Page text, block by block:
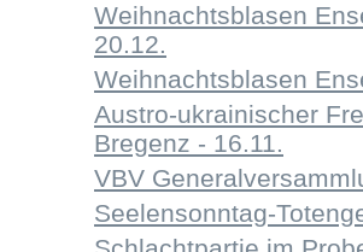
Weihnachtsblasen
20.12.
Weihnachtsblasen
Austro-ukrainischer
Bregenz - 16.11.
VBV
Seelensonntag-